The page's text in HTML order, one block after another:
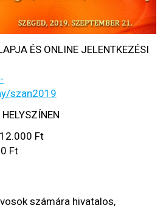
ÉS ONLINE JELENTKEZÉSI
szan2019
Ft
Ft
számára hivatalos,